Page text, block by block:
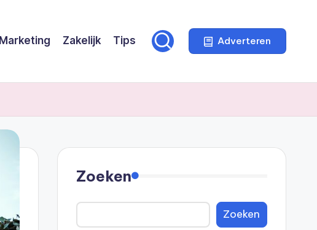
Marketing Zakelijk Tips Adverteren
Zoeken
Zoeken